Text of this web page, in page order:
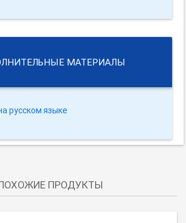
МАТЕРИАЛЫ
русском языке
ПРОДУКТЫ